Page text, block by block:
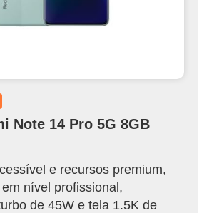
Note 14 Pro 5G 8GB
e recursos premium,
nível profissional,
de 45W e tela 1.5K de